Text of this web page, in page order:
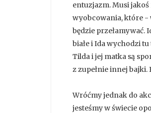
entuzjazm. Musi
wyobcowania, które -
będzie przełamywać.
białe i Ida wychodzi
Tilda i jej matka są
z zupełnie innej bajki.
Wróćmy jednak do
jesteśmy w świecie